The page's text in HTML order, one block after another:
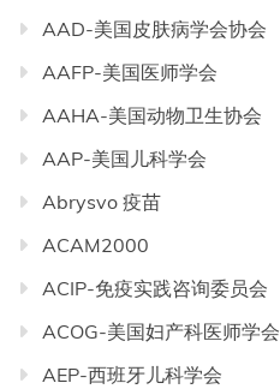
AAD-美国皮肤病学会协会
AAFP-美国医师学会
AAHA-美国动物卫生协会
AAP-美国儿科学会
Abrysvo 疫苗
ACAM2000
ACIP-免疫实践咨询委员会
ACOG-美国妇产科医师学会
AEP-西班牙儿科学会